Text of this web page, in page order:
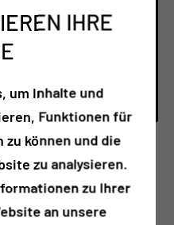
IHRE
um Inhalte und
Funktionen für
zu können und die
zu analysieren.
zu Ihrer
an unsere